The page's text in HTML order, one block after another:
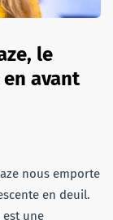
le
avant
nous emporte
en deuil.
est une